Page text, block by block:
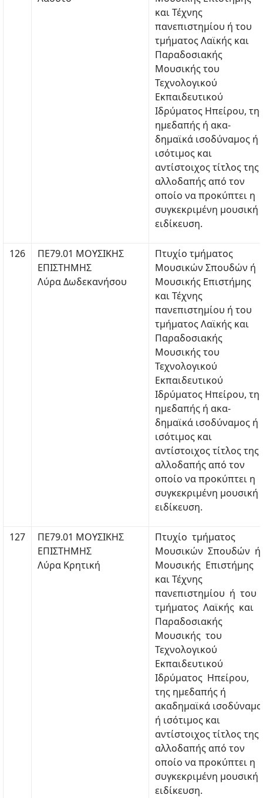
και Τέχνης
πανεπιστημίου ή του
τμήματος Λαϊκής και
Παραδοσιακής
Μουσικής του
Τεχνολογικού
Εκπαιδευτικού
Ιδρύματος Ηπείρου,
ημεδαπής ή ακα-
δημαϊκά ισοδύναμος ή
ισότιμος και
αντίστοιχος τίτλος της
αλλοδαπής από τον
οποίο να προκύπτει η
συγκεκριμένη μουσική
ειδίκευση.
126
ΠΕ79.01 ΜΟΥΣΙΚΗΣ
ΕΠΙΣΤΗΜΗΣ
Λύρα Δωδεκανήσου
Πτυχίο τμήματος
Μουσικών Σπουδών ή
Μουσικής Επιστήμης
και Τέχνης
πανεπιστημίου ή του
τμήματος Λαϊκής και
Παραδοσιακής
Μουσικής του
Τεχνολογικού
Εκπαιδευτικού
Ιδρύματος Ηπείρου,
ημεδαπής ή ακα-
δημαϊκά ισοδύναμος ή
ισότιμος και
αντίστοιχος τίτλος της
αλλοδαπής από τον
οποίο να προκύπτει η
συγκεκριμένη μουσική
ειδίκευση.
127
ΠΕ79.01 ΜΟΥΣΙΚΗΣ
ΕΠΙΣΤΗΜΗΣ
Λύρα Κρητική
Πτυχίο τμήματος
Μουσικών Σπουδών ή
Μουσικής Επιστήμης
και Τέχνης
πανεπιστημίου ή του
τμήματος Λαϊκής και
Παραδοσιακής
Μουσικής του
Τεχνολογικού
Εκπαιδευτικού
Ιδρύματος Ηπείρου,
της ημεδαπής ή
ακαδημαϊκά
ή ισότιμος και
αντίστοιχος τίτλος της
αλλοδαπής από τον
οποίο να προκύπτει η
συγκεκριμένη μουσική
ειδίκευση.